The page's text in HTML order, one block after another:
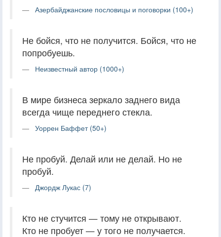
Азербайджанские пословицы и поговорки (100+)
Не бойся, что не получится. Бойся, что не
попробуешь.
Неизвестный автор (1000+)
В мире бизнеса зеркало заднего вида
всегда чище переднего стекла.
Уоррен Баффет (50+)
Не пробуй. Делай или не делай. Но не
пробуй.
Джордж Лукас (7)
Кто не стучится — тому не открывают.
Кто не пробует — у того не получается.